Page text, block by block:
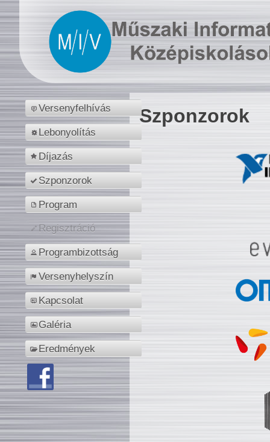
Versenyfelhívás
Lebonyolítás
Díjazás
Szponzorok
Program
Regisztráció
Programbizottság
Versenyhelyszín
Kapcsolat
Galéria
Eredmények
Szponzorok